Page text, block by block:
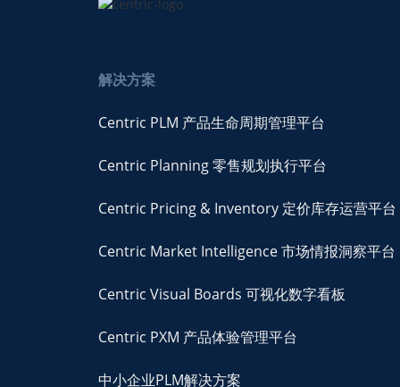
解决方案
Centric PLM 产品生命周期管理平台
Centric Planning 零售规划执行平台
Centric Pricing & Inventory 定价库存运营平台
Centric Market Intelligence 市场情报洞察平台
Centric Visual Boards 可视化数字看板
Centric PXM 产品体验管理平台
中小企业PLM解决方案